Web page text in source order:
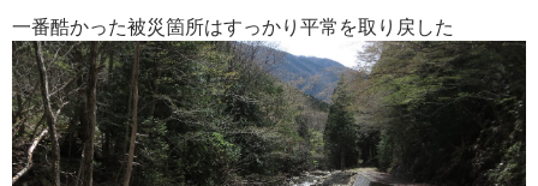
一番酷かった被災箇所はすっかり平常を取り戻した